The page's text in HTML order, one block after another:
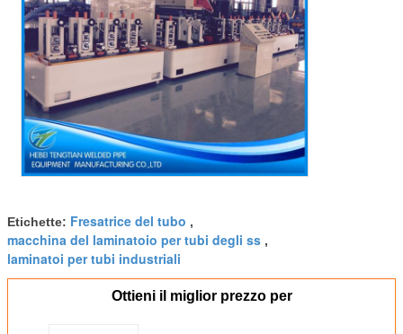
Etichette: Fresatrice del tubo ,
macchina del laminatoio per tubi degli ss ,
laminatoi per tubi industriali
Ottieni il miglior prezzo per